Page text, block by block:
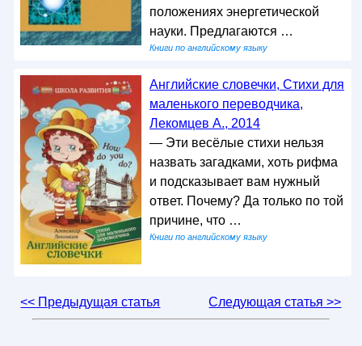
положениях энергетической
науки. Предлагаются …
Книги по английскому языку
Английские словечки, Стихи для
маленького переводчика,
Лекомцев А., 2014
— Эти весёлые стихи нельзя
назвать загадками, хоть рифма
и подсказывает вам нужный
ответ. Почему? Да только по той
причине, что …
Книги по английскому языку
<< Предыдущая статья Следующая статья >>